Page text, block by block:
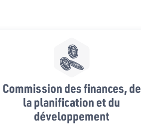
Commission des finances, de
la planification et du
développement